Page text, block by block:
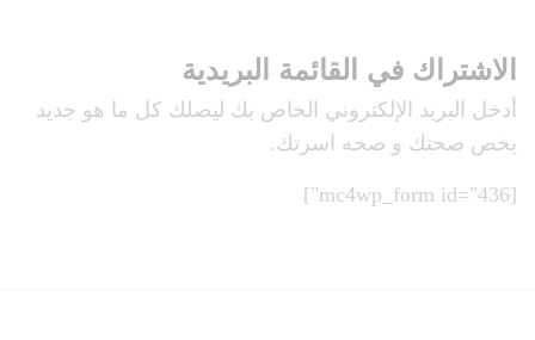
الاشتراك في القائمة البريدية
أدخل البريد الإلكتروني الخاص بك ليصلك كل ما هو جديد
يخص صحتك و صحه اسرتك.
[mc4wp_form id="436"]